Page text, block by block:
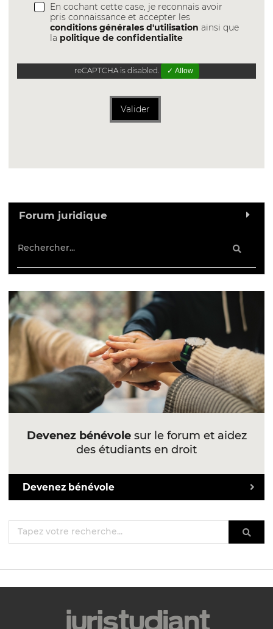
En cochant cette case, je reconnais avoir
pris connaissance et accepter les
conditions générales d'utilisation ainsi que
la politique de confidentialite
reCAPTCHA is disabled. ✓ Allow
Valider
Forum juridique
Devenez bénévolesur le forum et aidez
des étudiants en droit
Devenez bénévole